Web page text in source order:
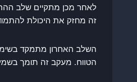
לאחר מכן מתקיים שלב
זה מחזק את היכולת
השלב האחרון מתמקד
הטווח. מעקב זה תומך